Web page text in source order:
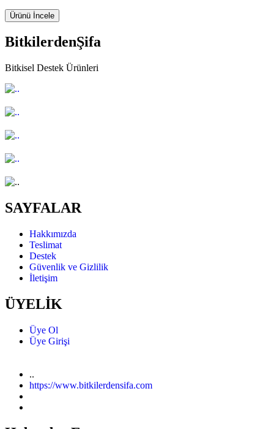
Ürünü İncele
BitkilerdenŞifa
Bitkisel Destek Ürünleri
SAYFALAR
Hakkımızda
Teslimat
Destek
Güvenlik ve Gizlilik
İletişim
ÜYELİK
Üye Ol
Üye Girişi
..
https://www.bitkilerdensifa.com